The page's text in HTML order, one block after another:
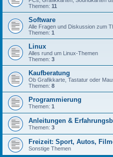
Themen: 11
Software
Alle Fragen und Diskussion zum
Themen: 1
Linux
Alles rund um Linux-Themen
Themen: 3
Kaufberatung
Ob Grafikkarte, Tastatur oder
Themen: 8
Programmierung
Themen: 1
Anleitungen &
Themen: 3
Freizeit: Sport, Autos,
Sonstige Themen